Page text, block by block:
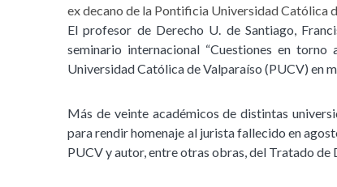
ex decano de la Pontificia Universidad Católica
El profesor de Derecho U. de Santiago,
seminario internacional “Cuestiones en
Universidad Católica de Valparaíso (PUCV) en
Más de veinte académicos de distintas
para rendir homenaje al jurista fallecido en
PUCV y autor, entre otras obras, del Tratado de